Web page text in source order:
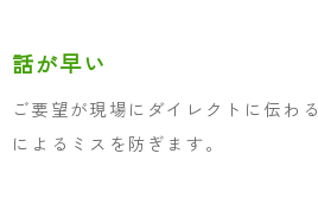
話が早い
ご要望が現場にダイレクトに伝わ
によるミスを防ぎます。